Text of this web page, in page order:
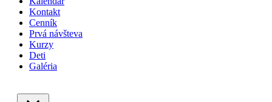
Kontakt
Cenník
Prvá návšteva
Kurzy
Deti
Galéria